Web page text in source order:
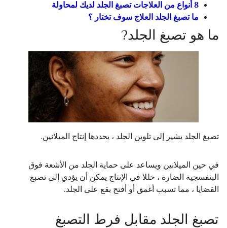
8 أنواع من العلاجات تصبغ الجلد لديك لمحاولة
ما تصبغ الجلد العلاج سوف تختار ؟
ما هو تصبغ الجلد?
تصبغ الجلد يشير إلى تلوين الجلد ، يحددها إنتاج الميلانين.
في حين الميلانين ويساعد على حماية الجلد من الأشعة فوق
البنفسجية الضارة ، خللا في الإنتاج يمكن أن يؤدي إلى تصبغ
القضايا ، مما تسبب أغمق أو أفتح بقع على الجلد.
تصبغ الجلد مقابل فرط التصبغ